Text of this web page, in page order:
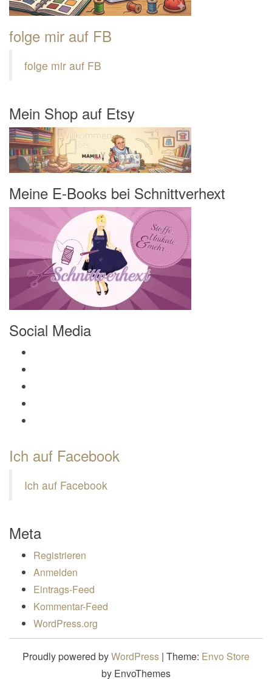
folge mir auf FB
folge mir auf FB
Mein Shop auf Etsy
Meine E-Books bei Schnittverhext
Social Media
Ich auf Facebook
Ich auf Facebook
Meta
Registrieren
Anmelden
Eintrags-Feed
Kommentar-Feed
WordPress.org
Proudly powered byWordPress | Theme: Envo Store
by EnvoThemes